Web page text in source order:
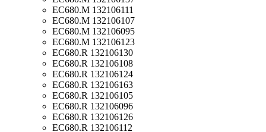
EC680.M 132106111
EC680.M 132106107
EC680.M 132106095
EC680.M 132106123
EC680.R 132106130
EC680.R 132106108
EC680.R 132106124
EC680.R 132106163
EC680.R 132106105
EC680.R 132106096
EC680.R 132106126
EC680.R 132106112